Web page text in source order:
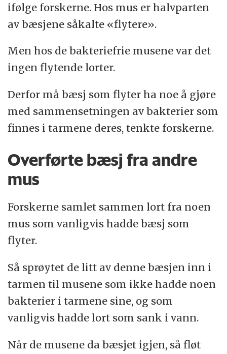
ifølge forskerne. Hos mus er halvparten
av bæsjene såkalte «flytere».
Men hos de bakteriefrie musene var det
ingen flytende lorter.
Derfor må bæsj som flyter ha noe å gjøre
med sammensetningen av bakterier som
finnes i tarmene deres, tenkte forskerne.
Overførte bæsj fra andre
mus
Forskerne samlet sammen lort fra noen
mus som vanligvis hadde bæsj som
flyter.
Så sprøytet de litt av denne bæsjen inn i
tarmen til musene som ikke hadde noen
bakterier i tarmene sine, og som
vanligvis hadde lort som sank i vann.
Når de musene da bæsjet igjen, så fløt